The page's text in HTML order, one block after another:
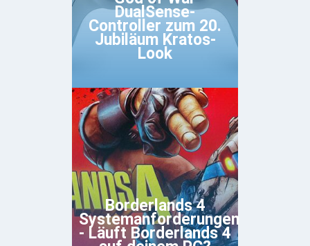
DualSense-
Controller zum 20.
Jubiläum Kratos-
Look
Borderlands 4
Systemanforderungen
- Läuft Borderlands 4